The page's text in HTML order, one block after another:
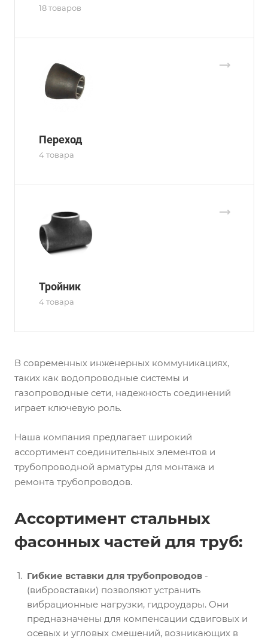
18 товаров
Переход
4 товара
Тройник
4 товара
В современных инженерных коммуникациях,
таких как водопроводные системы и
газопроводные сети, надежность соединений
играет ключевую роль.
Наша компания предлагает широкий
ассортимент соединительных элементов и
трубопроводной арматуры для монтажа и
ремонта трубопроводов.
Ассортимент стальных
фасонных частей для труб:
Гибкие вставки для трубопроводов -
(вибровставки) позволяют устранить
вибрационные нагрузки, гидроудары. Они
предназначены для компенсации сдвиговых и
осевых и угловых смешений, возникающих в